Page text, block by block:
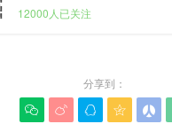
12000人已关注
分享到：
    